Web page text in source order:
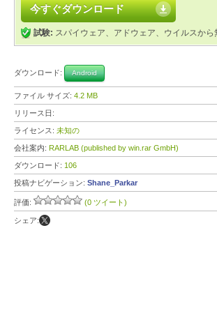
今すぐダウンロード
試験: スパイウェア、アドウェア、ウイルスから
ダウンロード: Android
ファイル サイズ: 4.2 MB
リリース日:
ライセンス: 未知の
会社案内: RARLAB (published by win.rar GmbH)
ダウンロード: 106
投稿ナビゲーション: Shane_Parkar
評価: (0 ツイート)
シェア: